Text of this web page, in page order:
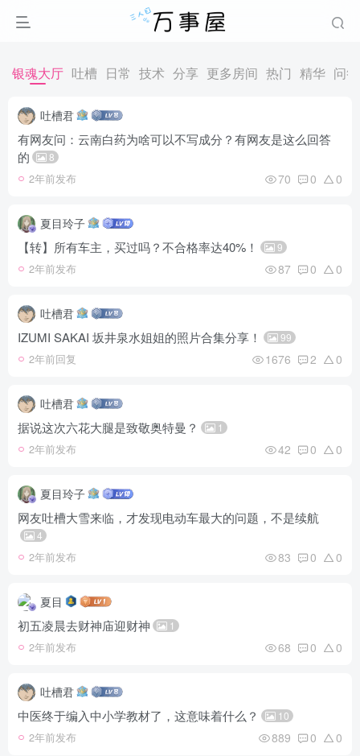
银魂大厅 吐槽 日常 技术 分享 更多房间 热门 精华 问答
吐槽君
有网友问：云南白药为啥可以不写成分？有网友是这么回答
的
8
2年前发布 70 0 0
夏目玲子
【转】所有车主，买过吗？不合格率达40%！ 9
2年前发布 87 0 0
吐槽君
IZUMI SAKAI 坂井泉水姐姐的照片合集分享！ 99
2年前回复 1676 2 0
吐槽君
据说这次六花大腿是致敬奥特曼？ 1
2年前发布 42 0 0
夏目玲子
网友吐槽大雪来临，才发现电动车最大的问题，不是续航
4
2年前发布 83 0 0
夏目
初五凌晨去财神庙迎财神 1
2年前发布 68 0 0
吐槽君
中医终于编入中小学教材了，这意味着什么？ 10
2年前发布 889 0 0